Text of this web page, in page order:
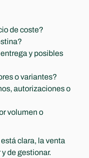
de coste?
y posibles
o variantes?
autorizaciones o
volumen o
clara, la venta
de gestionar.